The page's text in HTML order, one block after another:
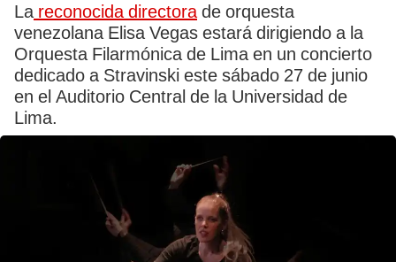
La reconocida directorade orquesta
venezolana Elisa Vegas estará dirigiendo a la
Orquesta Filarmónica de Lima en un concierto
dedicado a Stravinski este sábado 27 de junio
en el Auditorio Central de la Universidad de
Lima.